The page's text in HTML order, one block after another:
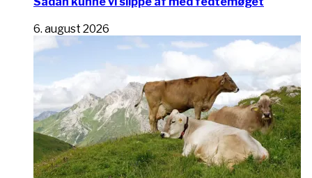
6. august 2026